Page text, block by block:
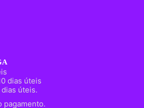
dias úteis
úteis.
pagamento.